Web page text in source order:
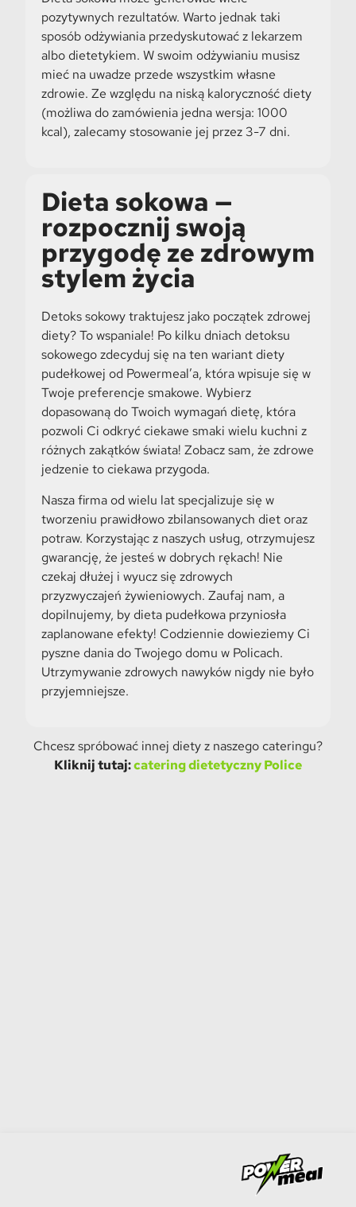
pozytywnych rezultatów. Warto jednak taki
sposób odżywiania przedyskutować z lekarzem
albo dietetykiem. W swoim odżywianiu musisz
mieć na uwadze przede wszystkim własne
zdrowie. Ze względu na niską kaloryczność diety
(możliwa do zamówienia jedna wersja: 1000
kcal), zalecamy stosowanie jej przez 3-7 dni.
Dieta sokowa —
rozpocznij swoją
przygodę ze zdrowym
stylem życia
Detoks sokowy traktujesz jako początek zdrowej
diety? To wspaniale! Po kilku dniach detoksu
sokowego zdecyduj się na ten wariant diety
pudełkowej od Powermeal’a, która wpisuje się w
Twoje preferencje smakowe. Wybierz
dopasowaną do Twoich wymagań dietę, która
pozwoli Ci odkryć ciekawe smaki wielu kuchni z
różnych zakątków świata! Zobacz sam, że zdrowe
jedzenie to ciekawa przygoda.
Nasza firma od wielu lat specjalizuje się w
tworzeniu prawidłowo zbilansowanych diet oraz
potraw. Korzystając z naszych usług, otrzymujesz
gwarancję, że jesteś w dobrych rękach! Nie
czekaj dłużej i wyucz się zdrowych
przyzwyczajeń żywieniowych. Zaufaj nam, a
dopilnujemy, by dieta pudełkowa przyniosła
zaplanowane efekty! Codziennie dowieziemy Ci
pyszne dania do Twojego domu w Policach.
Utrzymywanie zdrowych nawyków nigdy nie było
przyjemniejsze.
Chcesz spróbować innej diety z naszego cateringu?
Kliknij tutaj:catering dietetyczny Police